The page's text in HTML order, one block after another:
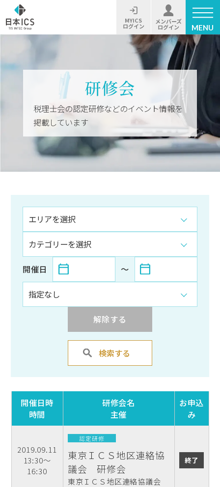
MYICS
ログイン
メンバーズ
ログイン MENU
研修会
税理士会の認定研修などのイベント情報を
掲載しています
開催日 〜
解除する
検索する
開催日時
時間
研修会名
主催
お申込
み
2019.09.11
13:30～
16:30
認定研修
東京ＩＣＳ地区連絡協
議会 研修会
東京ＩＣＳ地区連絡協議会
終了